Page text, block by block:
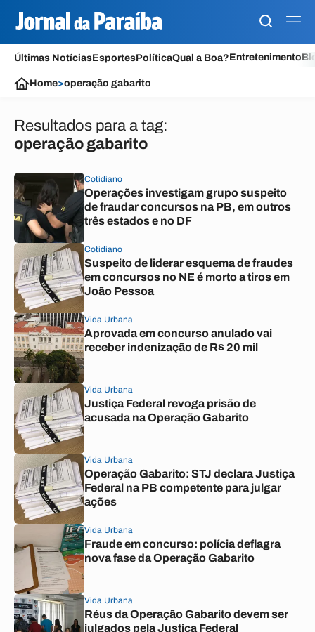
Últimas NotíciasEsportesPolíticaQual a Boa?Entretenimento
Home>operação gabarito
Resultados para a tag:
operação gabarito
Cotidiano
Operações investigam grupo suspeito
de fraudar concursos na PB, em outros
três estados e no DF
Cotidiano
Suspeito de liderar esquema de fraudes
em concursos no NE é morto a tiros em
João Pessoa
Vida Urbana
Aprovada em concurso anulado vai
receber indenização de R$ 20 mil
Vida Urbana
Justiça Federal revoga prisão de
acusada na Operação Gabarito
Vida Urbana
Operação Gabarito: STJ declara Justiça
Federal na PB competente para julgar
ações
Vida Urbana
Fraude em concurso: polícia deflagra
nova fase da Operação Gabarito
Vida Urbana
Réus da Operação Gabarito devem ser
julgados pela Justiça Federal